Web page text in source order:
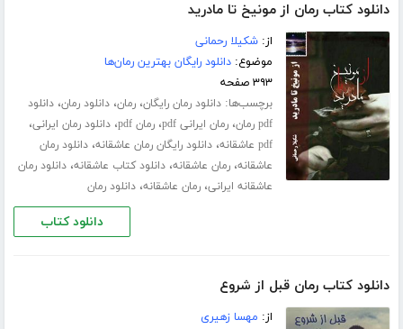
دانلود کتاب رمان از مونیخ تا مادرید
از:شکیلا رحمانی
موضوع:دانلود رایگان بهترین رمان‌ها
۳۹۳ صفحه
برچسب‌ها:دانلود رمان رایگان،رمان،دانلود رمان،دانلود
pdf رمان
،رمان ایرانی pdf ،رمان pdf ،دانلود رمان ایرانی،
pdf عاشقانه ،دانلود رایگان رمان عاشقانه،دانلود رمان
عاشقانه،رمان عاشقانه،دانلود کتاب عاشقانه،دانلود رمان
عاشقانه ایرانی،رمان عاشقانه،دانلود رمان
دانلود کتاب
دانلود کتاب رمان قبل از شروع
از: مهسا زهیری